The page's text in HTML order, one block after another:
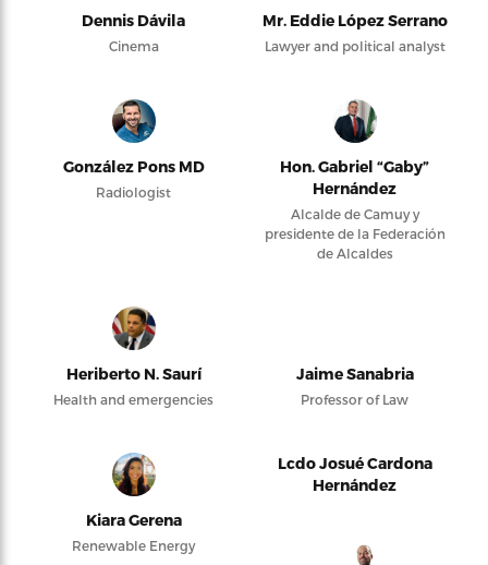
Dennis Dávila
Cinema
Mr. Eddie López Serrano
Lawyer and political analyst
González Pons MD
Radiologist
Hon. Gabriel “Gaby”
Hernández
Alcalde de Camuy y
presidente de la Federación
de Alcaldes
Heriberto N. Saurí
Health and emergencies
Jaime Sanabria
Professor of Law
Kiara Gerena
Renewable Energy
Lcdo Josué Cardona
Hernández